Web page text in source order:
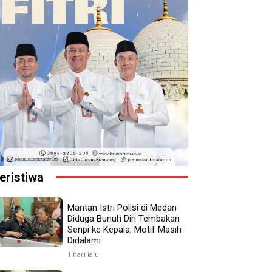
Mantan Istri Polisi di Medan
Diduga Bunuh Diri Tembakan
Senpi ke Kepala, Motif Masih
Didalami
1 hari lalu